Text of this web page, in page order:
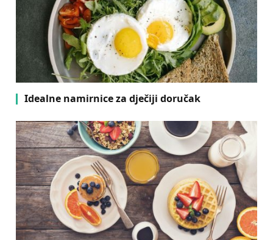
Idealne namirnice za dječiji doručak